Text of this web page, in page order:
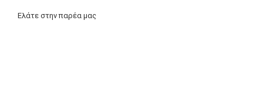
Ελάτε στην παρέα μας